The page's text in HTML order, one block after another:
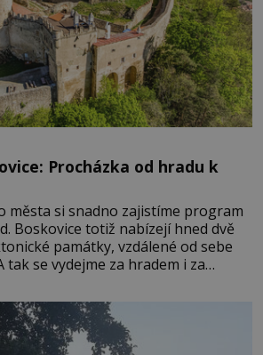
Procházka od hradu k
města si snadno zajistíme program
Boskovice totiž nabízejí hned dvě
památky, vzdálené od sebe
se vydejme za hradem i za
vrchoviny vznikla někdy
roce 1313 kronikáři zaznamenali